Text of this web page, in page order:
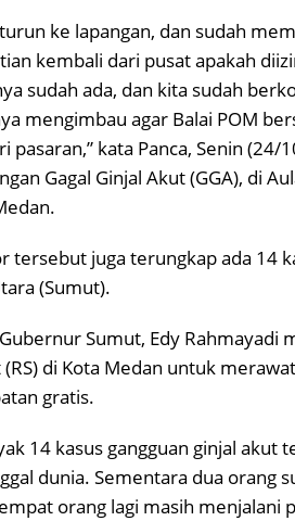
ke lapangan, dan sudah
kembali dari pusat apakah
sudah ada, dan kita sudah
mengimbau agar Balai POM
pasaran,” kata Panca, Senin (24/
Gagal Ginjal Akut (GGA), di
tersebut juga terungkap ada 14
(Sumut).
Sumut, Edy Rahmayadi
di Kota Medan untuk
gratis.
14 kasus gangguan ginjal akut
dunia. Sementara dua orang
orang lagi masih menjalani